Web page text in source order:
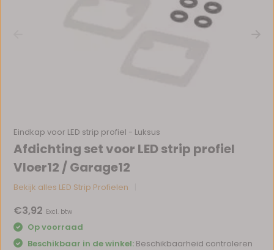
Eindkap voor LED strip profiel - Luksus
Afdichting set voor LED strip profiel
Vloer12 / Garage12
Bekijk alles LED Strip Profielen
€3,92 Excl. btw
Op voorraad
Beschikbaar in de winkel: Beschikbaarheid controleren